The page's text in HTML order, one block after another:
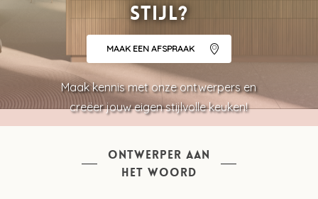
stijl?
MAAK EEN AFSPRAAK
Maak kennis met onze ontwerpers en
creëer jouw eigen stijlvolle keuken!
ONTWERPER AAN
HET WOORD